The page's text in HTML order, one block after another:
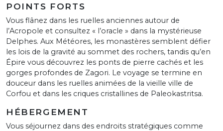
POINTS FORTS
Vous flânez dans les ruelles anciennes autour de
l’Acropole et consultez « l’oracle » dans la mystérieuse
Delphes. Aux Météores, les monastères semblent défier
les lois de la gravité au sommet des rochers, tandis qu’en
Épire vous découvrez les ponts de pierre cachés et les
gorges profondes de Zagori. Le voyage se termine en
douceur dans les ruelles animées de la vieille ville de
Corfou et dans les criques cristallines de Paleokastritsa.
HÉBERGEMENT
Vous séjournez dans des endroits stratégiques comme